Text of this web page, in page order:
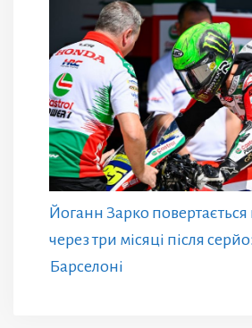
Йоганн Зарко
через три місяці після
Барселоні